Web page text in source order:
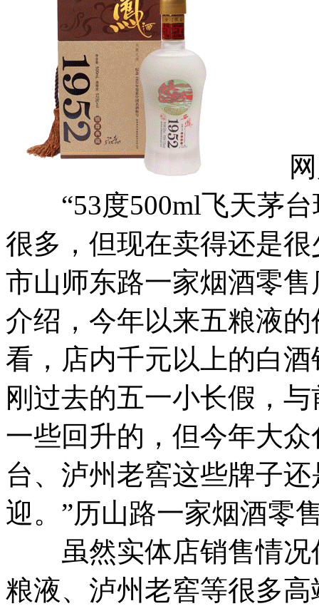
网
“53度500ml飞天茅台
很多，但现在卖得还是
市山师东路一家烟酒零
介绍，今年以来五粮液
看，店内千元以上的白
刚过去的五一小长假，
一些回升的，但今年大
台、泸州老窖这些牌子
迎。”历山路一家烟酒零
虽然实体店销售情况
粮液、泸州老窖等很多